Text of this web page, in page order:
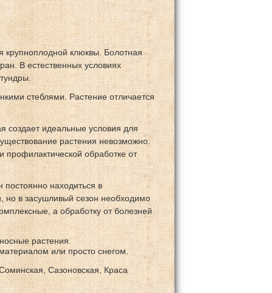
клюквы. Болотная
В естественных условиях
стеблями. Растение отличается
создает идеальные условия для
растения невозможно.
профилактической обработке от
находиться в
но в засушливый сезон необходимо
а обработку от болезней
растения.
или просто снегом.
Сазоновская, Краса